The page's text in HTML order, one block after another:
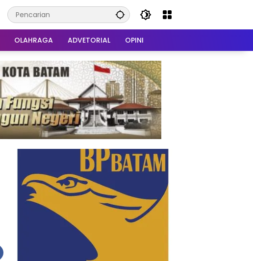
OLAHRAGA ADVETORIAL OPINI